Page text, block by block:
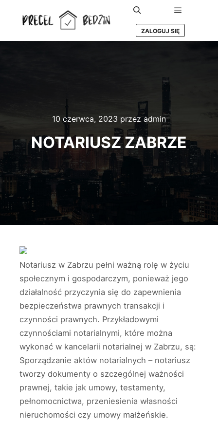
Szukaj Główne
ZALOGUJ SIĘ
10 czerwca, 2023 przezadmin
NOTARIUSZ ZABRZE
Notariusz w Zabrzu pełni ważną rolę w życiu
społecznym i gospodarczym, ponieważ jego
działalność przyczynia się do zapewnienia
bezpieczeństwa prawnych transakcji i
czynności prawnych. Przykładowymi
czynnościami notarialnymi, które można
wykonać w kancelarii notarialnej w Zabrzu, są:
Sporządzanie aktów notarialnych – notariusz
tworzy dokumenty o szczególnej ważności
prawnej, takie jak umowy, testamenty,
pełnomocnictwa, przeniesienia własności
nieruchomości czy umowy małżeńskie.